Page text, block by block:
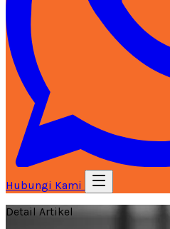
Hubungi Kami
Detail Artikel